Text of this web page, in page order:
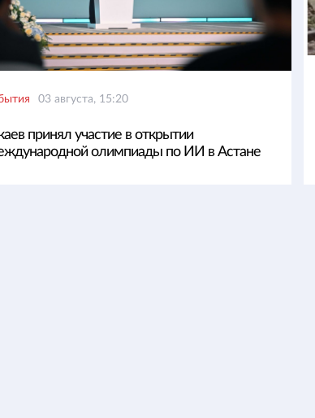
03 августа, 15:20
принял участие в открытии
олимпиады по ИИ в Астане